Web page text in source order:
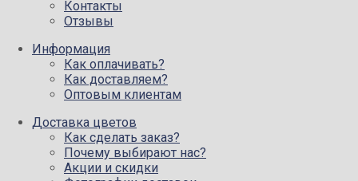
Контакты
Отзывы
Информация
Как оплачивать?
Как доставляем?
Оптовым клиентам
Доставка цветов
Как сделать заказ?
Почему выбирают нас?
Акции и скидки